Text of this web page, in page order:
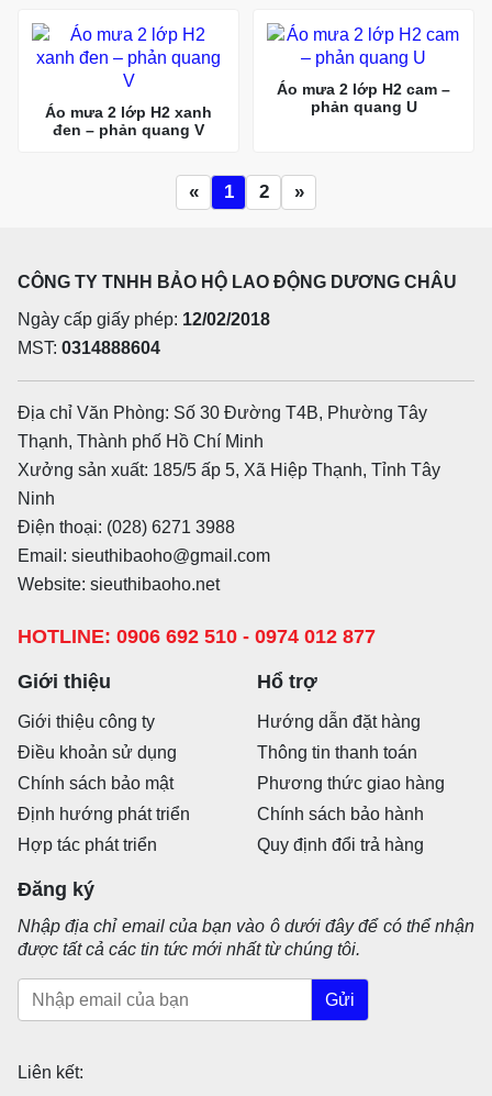
Áo mưa 2 lớp H2 xanh
đen – phản quang V
Áo mưa 2 lớp H2 cam –
phản quang U
« 1 2 »
CÔNG TY TNHH BẢO HỘ LAO ĐỘNG DƯƠNG CHÂU
Ngày cấp giấy phép: 12/02/2018
MST: 0314888604
Địa chỉ Văn Phòng: Số 30 Đường T4B, Phường Tây
Thạnh, Thành phố Hồ Chí Minh
Xưởng sản xuất: 185/5 ấp 5, Xã Hiệp Thạnh, Tỉnh Tây
Ninh
Điện thoại: (028) 6271 3988
Email: sieuthibaoho@gmail.com
Website: sieuthibaoho.net
HOTLINE: 0906 692 510 - 0974 012 877
Giới thiệu
Giới thiệu công ty
Điều khoản sử dụng
Chính sách bảo mật
Định hướng phát triển
Hợp tác phát triển
Hổ trợ
Hướng dẫn đặt hàng
Thông tin thanh toán
Phương thức giao hàng
Chính sách bảo hành
Quy định đổi trả hàng
Đăng ký
Nhập địa chỉ email của bạn vào ô dưới đây để có thể nhận
được tất cả các tin tức mới nhất từ chúng tôi.
Gửi
Liên kết: